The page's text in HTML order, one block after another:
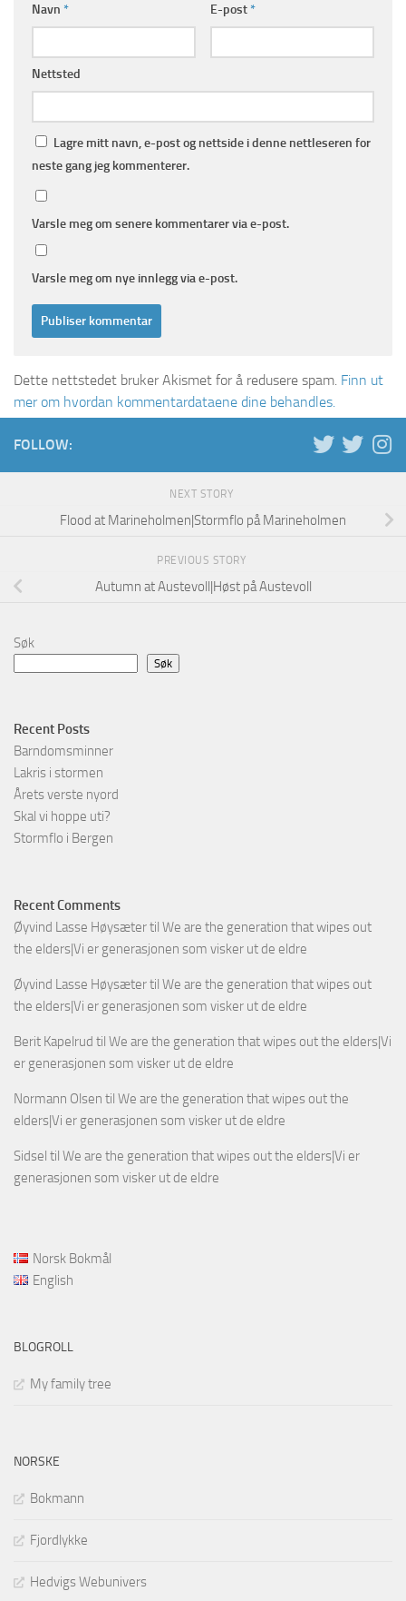
Navn * E-post*
Nettsted
Lagre mitt navn, e-post og nettside i denne nettleseren for
neste gang jeg kommenterer.
Varsle meg om senere kommentarer via e-post.
Varsle meg om nye innlegg via e-post.
Dette nettstedet bruker Akismet for å redusere spam. Finn ut
mer om hvordan kommentardataene dine behandles.
FOLLOW:
NEXT STORY
Flood at Marineholmen|Stormflo på Marineholmen
PREVIOUS STORY
Autumn at Austevoll|Høst på Austevoll
Søk
Søk
Recent Posts
Barndomsminner
Lakris i stormen
Årets verste nyord
Skal vi hoppe uti?
Stormflo i Bergen
Recent Comments
Øyvind Lasse Høysætertil We are the generation that wipes out
the elders|Vi er generasjonen som visker ut de eldre
Øyvind Lasse Høysætertil We are the generation that wipes out
the elders|Vi er generasjonen som visker ut de eldre
Berit Kapelrud til We are the generation that wipes out the elders|Vi
er generasjonen som visker ut de eldre
Normann Olsen til We are the generation that wipes out the
elders|Vi er generasjonen som visker ut de eldre
Sidsel til We are the generation that wipes out the elders|Vi er
generasjonen som visker ut de eldre
Norsk Bokmål
English
BLOGROLL
My family tree
NORSKE
Bokmann
Fjordlykke
Hedvigs Webunivers